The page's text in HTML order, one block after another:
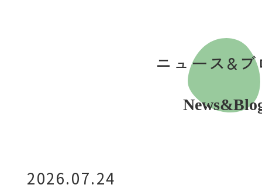
ニュース&
2026.07.24